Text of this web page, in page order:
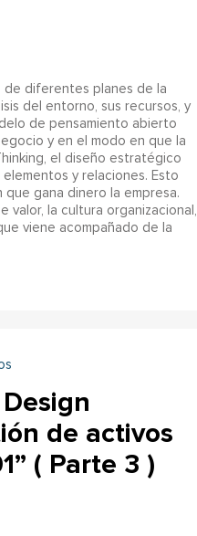
de diferentes planes de la
del entorno, sus recursos, y
de pensamiento abierto
y en el modo en que la
el diseño estratégico
y relaciones. Esto
gana dinero la empresa.
la cultura organizacional,
viene acompañado de la
de activos
( Parte 3 )